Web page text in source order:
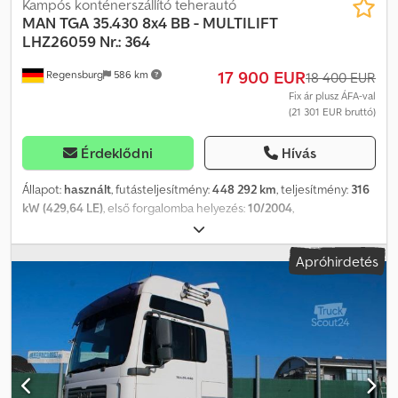
Regensburg 586 km
Kampós konténerszállító teherautó
MAN TGA 35.430 8x4 BB - MULTILIFT
LHZ26059 Nr.: 364
17 900 EUR18 400 EUR
Fix ár plusz ÁFA-val
(21 301 EUR bruttó)
Érdeklődni Hívás
Állapot: használt, futásteljesítmény:448 292 km, teljesítmény: 316
kW (429,64 LE), első forgalomba helyezés:10/2004,
, össztömeg:
3 tengely, fékek:retarder, szín:fehér, hajtástípus:mechanikai,
kibocsátási osztály:Euro 3, Felszereltség:ABS, légkondicionálás,
Jármű-azonosító szám: WMAH37ZZ35M399364 Manuális
sebességváltó – szinkronizált 3 + 7 fokozatú váltó (a sebességváltó
karcol, nehezen kapcsol) Saját tömeg: 13.800 kg ABROLLER
MULTILIFT LHZ26059 FP-ION hidraulikus konténerrögzítéssel
Német műszaki vizsga (HU) esedékes ---- Közepes méretű – fülke
sofőrnek ZF-INTARDER, analóg tachográf Klíma, rádió, útdíj-
előkészítés, ülésfűtés Útdíj-előkészítés Magasan vezetett
Apróhirdetés